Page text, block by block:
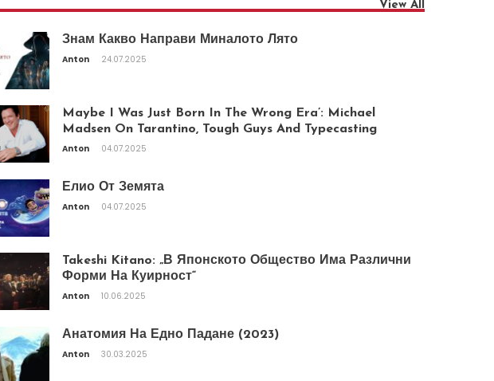
View All
Знам Какво Направи Миналото Лято
Anton 24.07.2025
Maybe I Was Just Born In The Wrong Era’: Michael
Madsen On Tarantino, Tough Guys And Typecasting
Anton 04.07.2025
Елио От Земята
Anton 04.07.2025
Takeshi Kitano: „В Японското Общество Има Различни
Форми На Куирност“
Anton 10.06.2025
Анатомия На Едно Падане (2023)
Anton 30.03.2025